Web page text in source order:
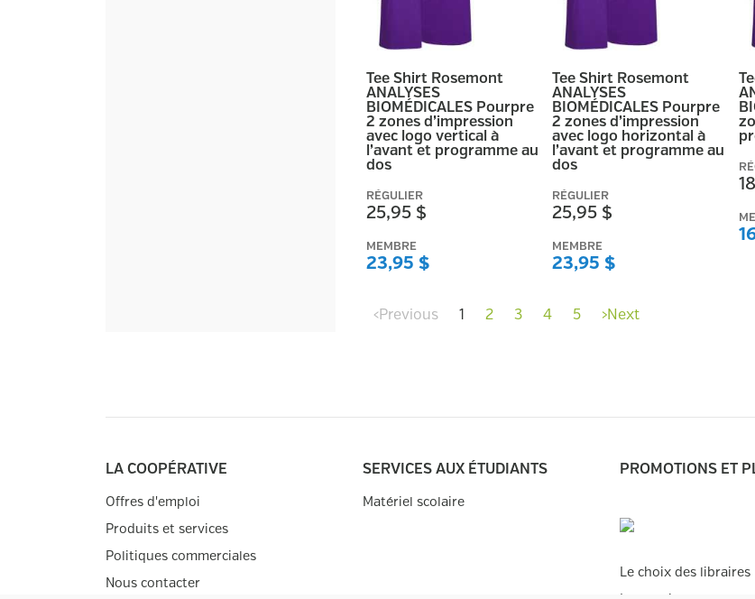
Tee Shirt Rosemont
ANALYSES
BIOMÉDICALES Pourpre
2 zones d’impression
avec logo vertical à
l’avant et programme au
dos
RÉGULIER
25,95 $
MEMBRE
23,95 $
Tee Shirt Rosemont
ANALYSES
BIOMÉDICALES Pourpre
2 zones d’impression
avec logo horizontal à
l’avant et programme au
dos
RÉGULIER
25,95 $
MEMBRE
23,95 $
‹Previous 1 2 3 4 5 ›Next
LA COOPÉRATIVE
Offres d'emploi
Produits et services
Politiques commerciales
Nous contacter
SERVICES AUX ÉTUDIANTS
Matériel scolaire
PROMOTIONS ET
Le choix des libraires